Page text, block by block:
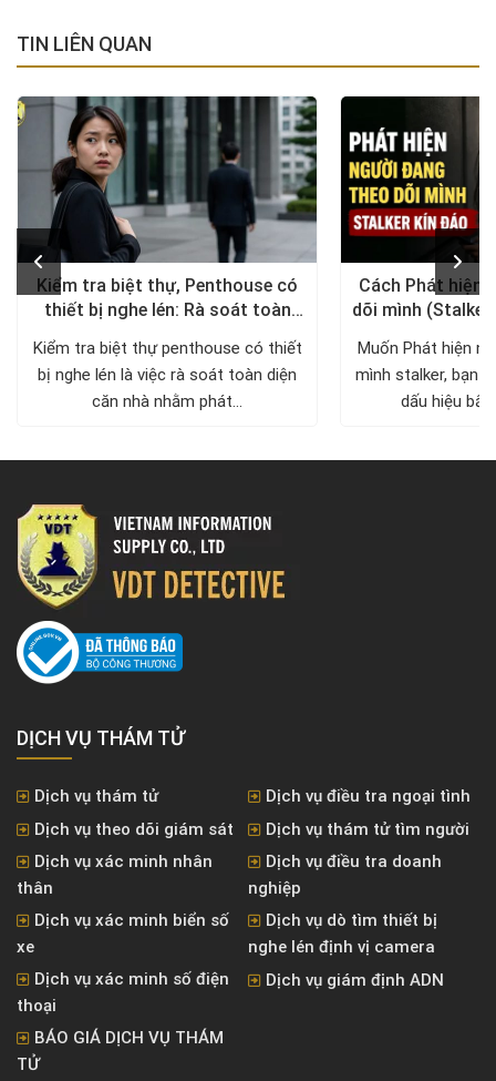
TIN LIÊN QUAN
Kiểm tra biệt thự, Penthouse có
thiết bị nghe lén: Rà soát toàn
diện, trả lại không gian riêng tư
Kiểm tra biệt thự penthouse có thiết
bị nghe lén là việc rà soát toàn diện
căn nhà nhằm phát...
Cách Phát hiện
dõi mình
Muốn Phát hiện
mình stalker, bạn
dấu hiệu bất
DỊCH VỤ THÁM TỬ
Dịch vụ thám tử
Dịch vụ điều tra ngoại tình
Dịch vụ theo dõi giám sát
Dịch vụ thám tử tìm người
Dịch vụ xác minh nhân
thân
Dịch vụ điều tra doanh
nghiệp
Dịch vụ xác minh biển số
xe
Dịch vụ dò tìm thiết bị
nghe lén định vị camera
Dịch vụ xác minh số điện
thoại
Dịch vụ giám định ADN
BÁO GIÁ DỊCH VỤ THÁM
TỬ